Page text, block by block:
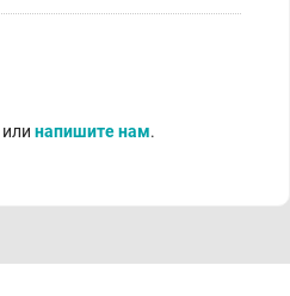
или напишите нам.